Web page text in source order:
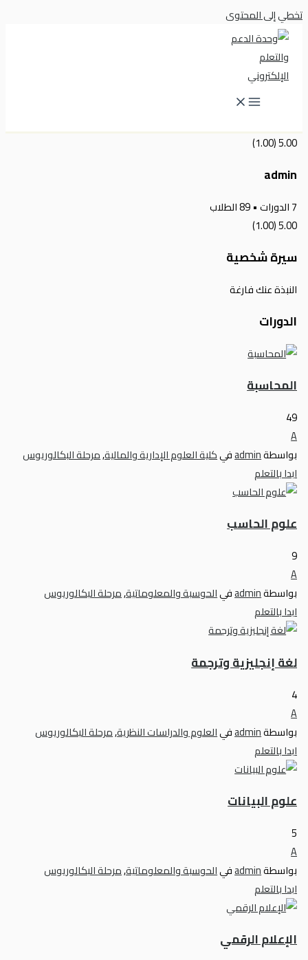
تخطي إلى المحتوى
5.00
(1.00)
admin
7الدورات•
89الطلاب
5.00
(1.00)
سيرة شخصية
النبذة عنك فارغة
الدورات
المحاسبة
49
A
بواسطةadminفيكلية العلوم الإدارية والمالية,مرحلة البكالوريوس
ابدا بالتعلم
علوم الحاسب
9
A
بواسطةadminفيالحوسبة والمعلوماتية,مرحلة البكالوريوس
ابدا بالتعلم
لغة إنجليزية وترجمة
4
A
بواسطةadminفيالعلوم والدراسات النظرية,مرحلة البكالوريوس
ابدا بالتعلم
علوم البيانات
5
A
بواسطةadminفيالحوسبة والمعلوماتية,مرحلة البكالوريوس
ابدا بالتعلم
الإعلام الرقمي